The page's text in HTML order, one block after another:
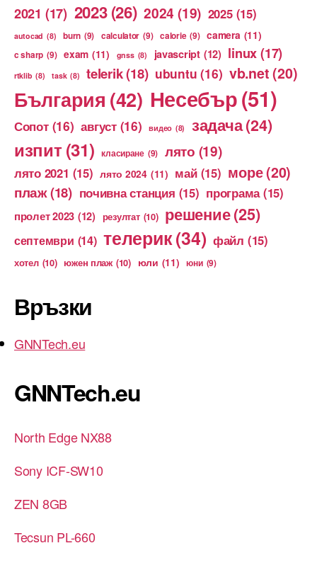
2021 (17) 2023 (26) 2024 (19) 2025 (15)
autocad (8) burn (9) calculator (9) calorie (9) camera (11)
c sharp (9) exam (11) gnss (8) javascript (12) linux(17)
rtklib (8) task (8) telerik(18) ubuntu (16) vb.net(20)
България (42) Несебър(51)
Сопот (16) август (16) видео (8) задача(24)
изпит (31) класиране (9) лято (19)
лято 2021 (15) лято 2024 (11) май (15) море(20)
плаж(18) почивна станция (15) програма (15)
пролет 2023 (12) резултат (10) решение(25)
септември (14) телерик(34) файл (15)
хотел (10) южен плаж (10) юли (11) юни (9)
Връзки
GNNTech.eu
GNNTech.eu
North Edge NX88
Sony ICF-SW10
ZEN 8GB
Tecsun PL-660